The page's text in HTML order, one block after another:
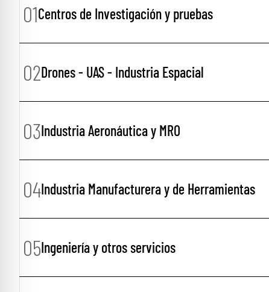
01Centros de Investigación y pruebas
02Drones - UAS - Industria Espacial
03Industria Aeronáutica y MRO
04Industria Manufacturera y de Herramientas
05Ingeniería y otros servicios